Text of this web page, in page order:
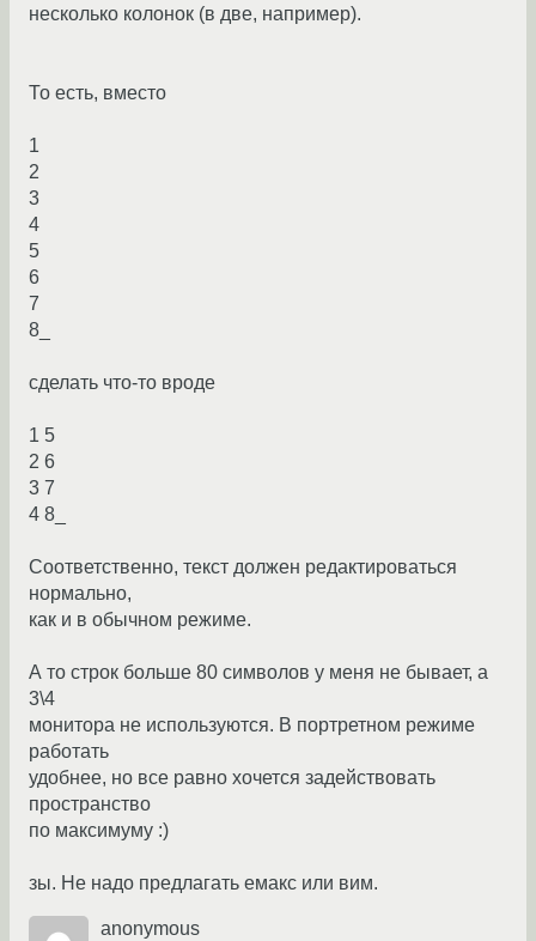
несколько колонок (в две, например).
То есть, вместо
1
2
3
4
5
6
7
8_
сделать что-то вроде
1 5
2 6
3 7
4 8_
Соответственно, текст должен редактироваться
нормально,
как и в обычном режиме.
А то строк больше 80 символов у меня не бывает, а
3\4
монитора не используются. В портретном режиме
работать
удобнее, но все равно хочется задействовать
пространство
по максимуму :)
зы. Не надо предлагать емакс или вим.
anonymous